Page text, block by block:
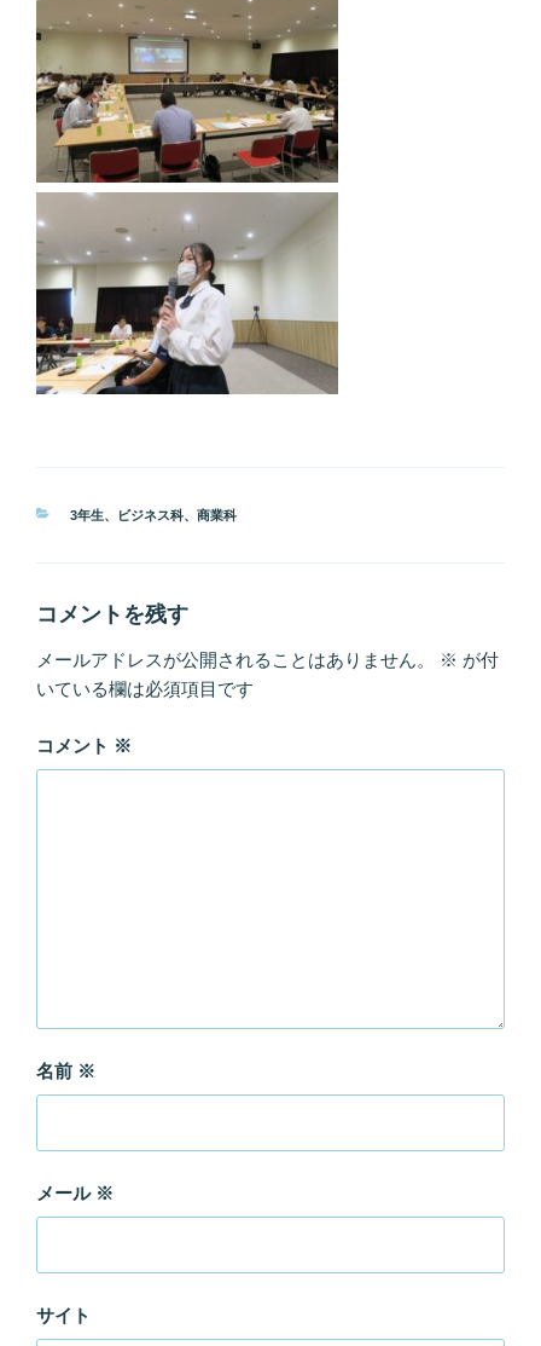
カ
3年生、 ビジネス科、 商業科
コメントを残す
メールアドレスが公開されることはありません。 ※ が付
いている欄は必須項目です
コメント ※
名前 ※
メール ※
サイト